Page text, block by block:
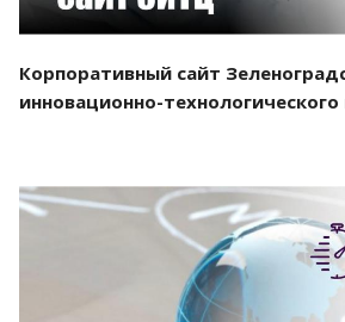
Корпоративный сайт
инновационно-